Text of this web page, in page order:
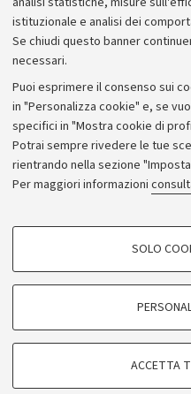
istituzionale e analisi dei
Se chiudi questo banner
necessari.
Puoi esprimere il consenso sui
in "Personalizza cookie" e, se
specifici in "Mostra cookie di
Potrai sempre rivedere le tue
rientrando nella sezione
Per maggiori informazioni
COOKIE DI PROFILAZIONE -
COOKIE TECNICI -
SOLO
ACCETTA
© Copyright 2026 - ALMA
Bologna - Via Zamboni, 33 -
CF: